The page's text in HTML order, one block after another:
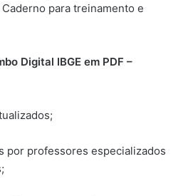
para treinamento e
Digital IBGE em PDF –
por professores especializados